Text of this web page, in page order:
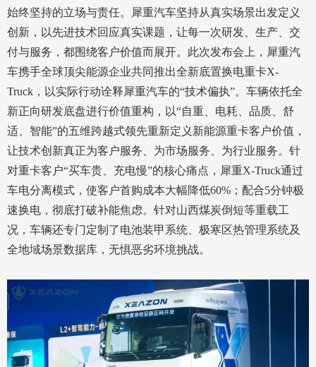
始终坚持的立场与责任。犀重汽车坚持从真实场景出发定义
创新，以先进技术回应真实课题，让每一次研发、生产、交
付与服务，都围绕客户价值而展开。此次发布会上，犀重汽
车携手全球顶尖能源企业共同推出全新底置换电重卡X-
Truck，以实际行动诠释犀重汽车的“技术偏执”。车辆依托全
新正向研发底盘进行价值重构，以“自重、电耗、品质、舒
适、智能”的五维跨越式领先重新定义新能源重卡客户价值，
让技术创新真正为客户服务、为市场服务、为行业服务。针
对重卡客户“买车贵、充电慢”的核心痛点，犀重X-Truck通过
车电分离模式，使客户首购成本大幅降低60%；配合5分钟极
速换电，彻底打破补能焦虑。针对山西煤炭倒短等重载工
况，车辆还专门定制了电池装甲系统、极寒区热管理系统及
全地域场景数据库，无惧恶劣环境挑战。